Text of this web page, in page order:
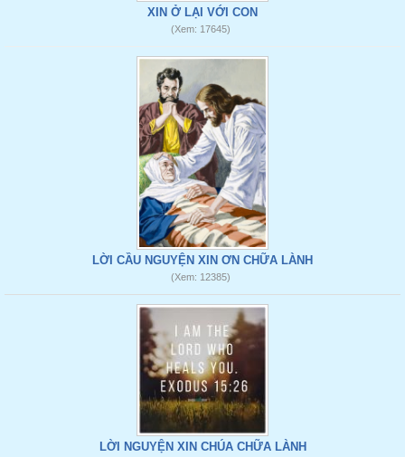
XIN Ở LẠI VỚI CON
(Xem: 17645)
LỜI CẦU NGUYỆN XIN ƠN CHỮA LÀNH
(Xem: 12385)
LỜI NGUYỆN XIN CHÚA CHỮA LÀNH